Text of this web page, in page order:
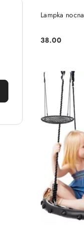
Lampka
Cena:
38.00